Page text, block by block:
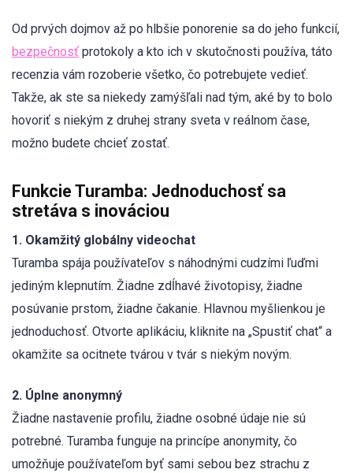
Od prvých dojmov až po hlbšie ponorenie sa do jeho funkcií,
bezpečnosť protokoly a kto ich v skutočnosti používa, táto
recenzia vám rozoberie všetko, čo potrebujete vedieť.
Takže, ak ste sa niekedy zamýšľali nad tým, aké by to bolo
hovoriť s niekým z druhej strany sveta v reálnom čase,
možno budete chcieť zostať.
Funkcie Turamba: Jednoduchosť sa
stretáva s inováciou
1. Okamžitý globálny videochat
Turamba spája používateľov s náhodnými cudzími ľuďmi
jediným klepnutím. Žiadne zdĺhavé životopisy, žiadne
posúvanie prstom, žiadne čakanie. Hlavnou myšlienkou je
jednoduchosť. Otvorte aplikáciu, kliknite na „Spustiť chat“ a
okamžite sa ocitnete tvárou v tvár s niekým novým.
2. Úplne anonymný
Žiadne nastavenie profilu, žiadne osobné údaje nie sú
potrebné. Turamba funguje na princípe anonymity, čo
umožňuje používateľom byť sami sebou bez strachu z